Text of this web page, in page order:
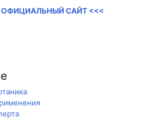
ОФИЦИАЛЬНЫЙ САЙТ <<<